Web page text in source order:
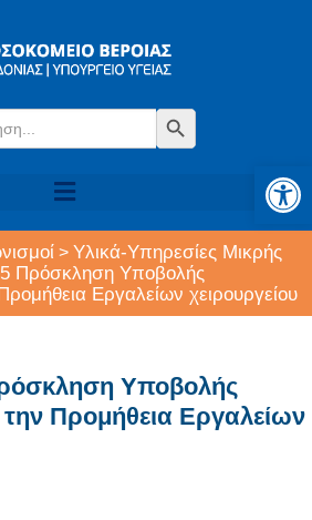
Search Button
> Υλικά-Υπηρεσίες Μικρής
Πρόσκληση Υποβολής
Εργαλείων χειρουργείου
Υποβολής
Προμήθεια Εργαλείων